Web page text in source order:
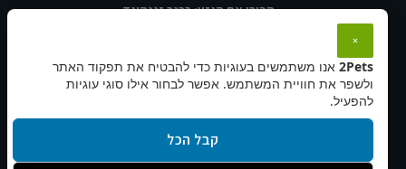
הכירו את הגזע: ברנר זננהונד
×
2Pets אנו משתמשים בעוגיות כדי להבטיח את תפקוד האתר
ולשפר את חוויית המשתמש. אפשר לבחור אילו סוגי עוגיות
להפעיל.
קבל הכל